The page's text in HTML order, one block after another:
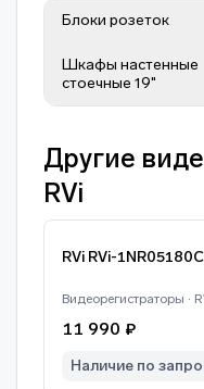
Блоки розеток
Шкафы настенные
стоечные 19"
Другие
RVi
RVi RVi-
Видеорегистраторы ·
11 990 ₽
Наличие по